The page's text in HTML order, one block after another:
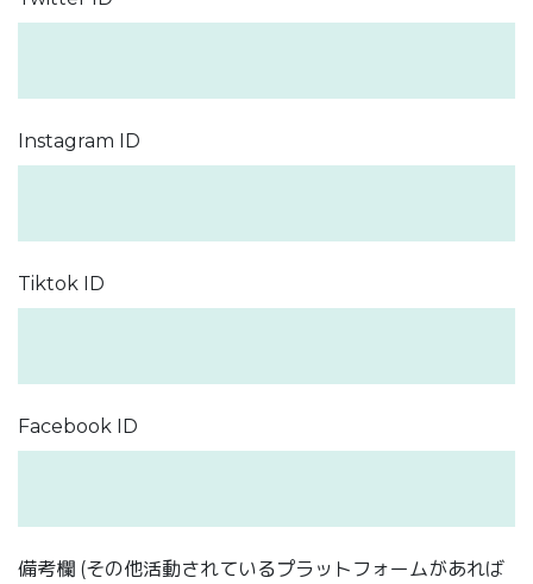
Instagram ID
Tiktok ID
Facebook ID
備考欄 (その他活動されているプラットフォームがあれば